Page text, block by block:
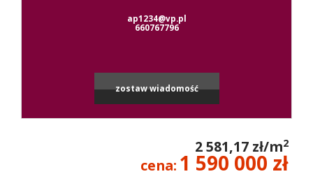
ap1234@vp.pl
660767796
zostaw wiadomość
2 581,17 zł/m2
cena: 1 590 000 zł